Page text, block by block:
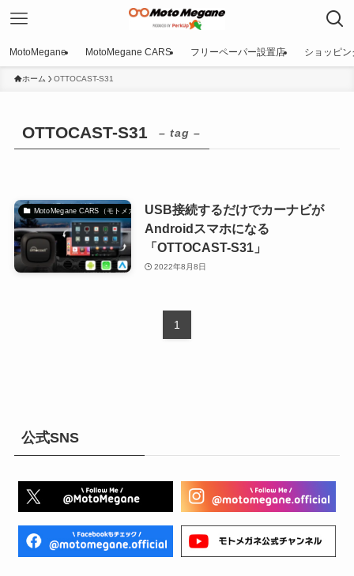
MotoMegane MotoMegane CARS フリーペーパー設置店 ショッピン
ホーム OTTOCAST-S31
OTTOCAST-S31 – tag –
MotoMegane CARS（モトメガネカーズ）｜自動車マガジンUSB接続するだけでカーナビが
Androidスマホになる
「OTTOCAST-S31」
2022年8月8日
1
公式SNS